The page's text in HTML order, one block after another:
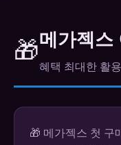
🎁메가젝스
혜택 최대한 활
🎁 메가젝스 첫 구